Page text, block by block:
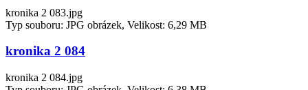
kronika 2 083.jpg
Typ souboru: JPG obrázek, Velikost: 6,29 MB
kronika 2 084
kronika 2 084.jpg